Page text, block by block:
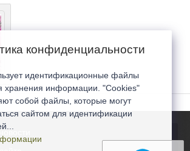
конфиденциальности
идентификационные файлы
хранения информации. "Cookies"
собой файлы, которые могут
сайтом для идентификации